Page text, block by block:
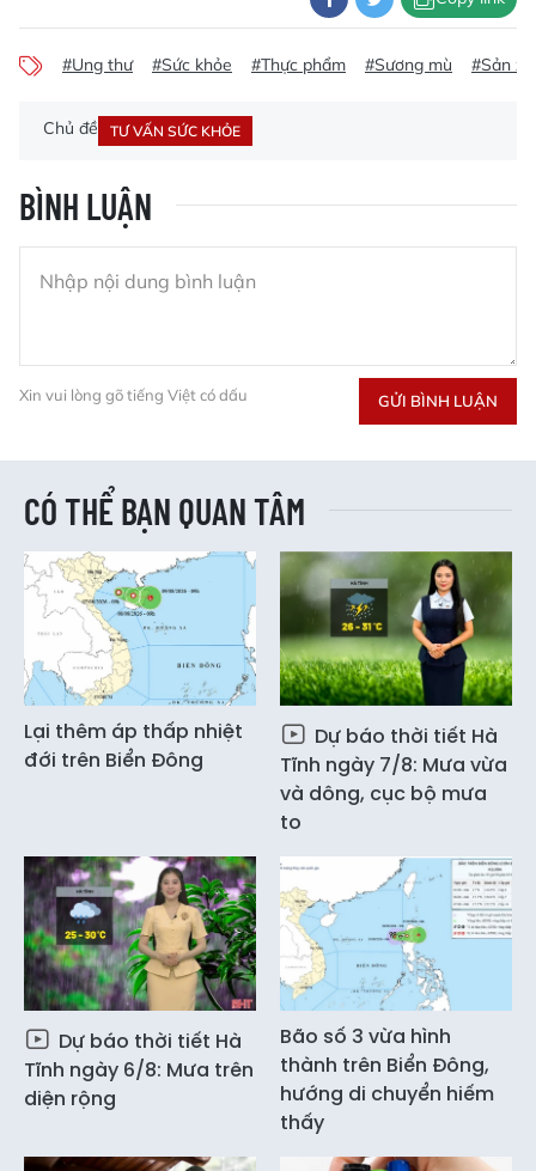
#Ung thư #Sức khỏe #Thực phẩm #Sương mù #Sản
Chủ đề TƯ VẤN SỨC KHỎE
BÌNH LUẬN
Xin vui lòng gõ tiếng Việt có dấu GỬI BÌNH LUẬN
CÓ THỂ BẠN QUAN TÂM
Lại thêm áp thấp nhiệt
đới trên Biển Đông
Dự báo thời tiết Hà
Tĩnh ngày 7/8: Mưa vừa
và dông, cục bộ mưa
to
Dự báo thời tiết Hà
Tĩnh ngày 6/8: Mưa trên
diện rộng
Bão số 3 vừa hình
thành trên Biển Đông,
hướng di chuyển hiếm
thấy